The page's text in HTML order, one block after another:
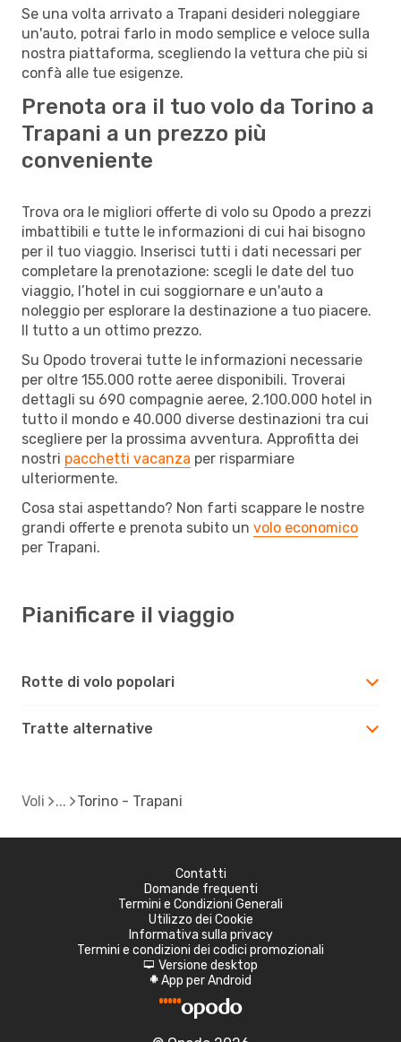
Se una volta arrivato a Trapani desideri noleggiare
un'auto, potrai farlo in modo semplice e veloce sulla
nostra piattaforma, scegliendo la vettura che più si
confà alle tue esigenze.
Prenota ora il tuo volo da Torino a
Trapani a un prezzo più
conveniente
Trova ora le migliori offerte di volo su Opodo a prezzi
imbattibili e tutte le informazioni di cui hai bisogno
per il tuo viaggio. Inserisci tutti i dati necessari per
completare la prenotazione: scegli le date del tuo
viaggio, l’hotel in cui soggiornare e un'auto a
noleggio per esplorare la destinazione a tuo piacere.
Il tutto a un ottimo prezzo.
Su Opodo troverai tutte le informazioni necessarie
per oltre 155.000 rotte aeree disponibili. Troverai
dettagli su 690 compagnie aeree, 2.100.000 hotel in
tutto il mondo e 40.000 diverse destinazioni tra cui
scegliere per la prossima avventura. Approfitta dei
nostri pacchetti vacanza per risparmiare
ulteriormente.
Cosa stai aspettando? Non farti scappare le nostre
grandi offerte e prenota subito un volo economico
per Trapani.
Pianificare il viaggio
Rotte di volo popolari
Tratte alternative
Voli Torino - Trapani
Contatti
Domande frequenti
Termini e Condizioni Generali
Utilizzo dei Cookie
Informativa sulla privacy
Termini e condizioni dei codici promozionali
d Versione desktop
A App per Android